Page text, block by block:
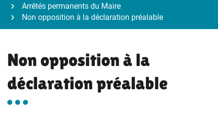
Arrêtés permanents du Maire
Non opposition à la déclaration préalable
Non opposition à la
déclaration préalable